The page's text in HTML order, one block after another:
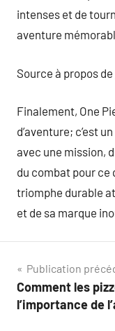
intenses et de
aventure
Source à propos de
Finalement, One
d’aventure; c’est
avec une mission,
du combat pour ce
triomphe durable
et de sa marque
Navigation
de
Publication
Comment les
l’importance de